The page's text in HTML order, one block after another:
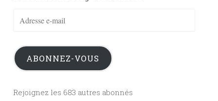
Adresse
mail
ABONNEZ-VOUS
Rejoignez les 683 autres abonnés